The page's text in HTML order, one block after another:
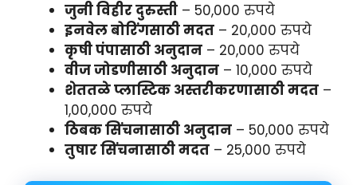
जुनी विहीर दुरुस्ती – 50,000 रुपये
इनवेल बोरिंगसाठी मदत – 20,000 रुपये
कृषी पंपासाठी अनुदान – 20,000 रुपये
वीज जोडणीसाठी अनुदान – 10,000 रुपये
शेततळे प्लास्टिक अस्तरीकरणासाठी मदत –
1,00,000 रुपये
ठिबक सिंचनासाठी अनुदान – 50,000 रुपये
तुषार सिंचनासाठी मदत – 25,000 रुपये